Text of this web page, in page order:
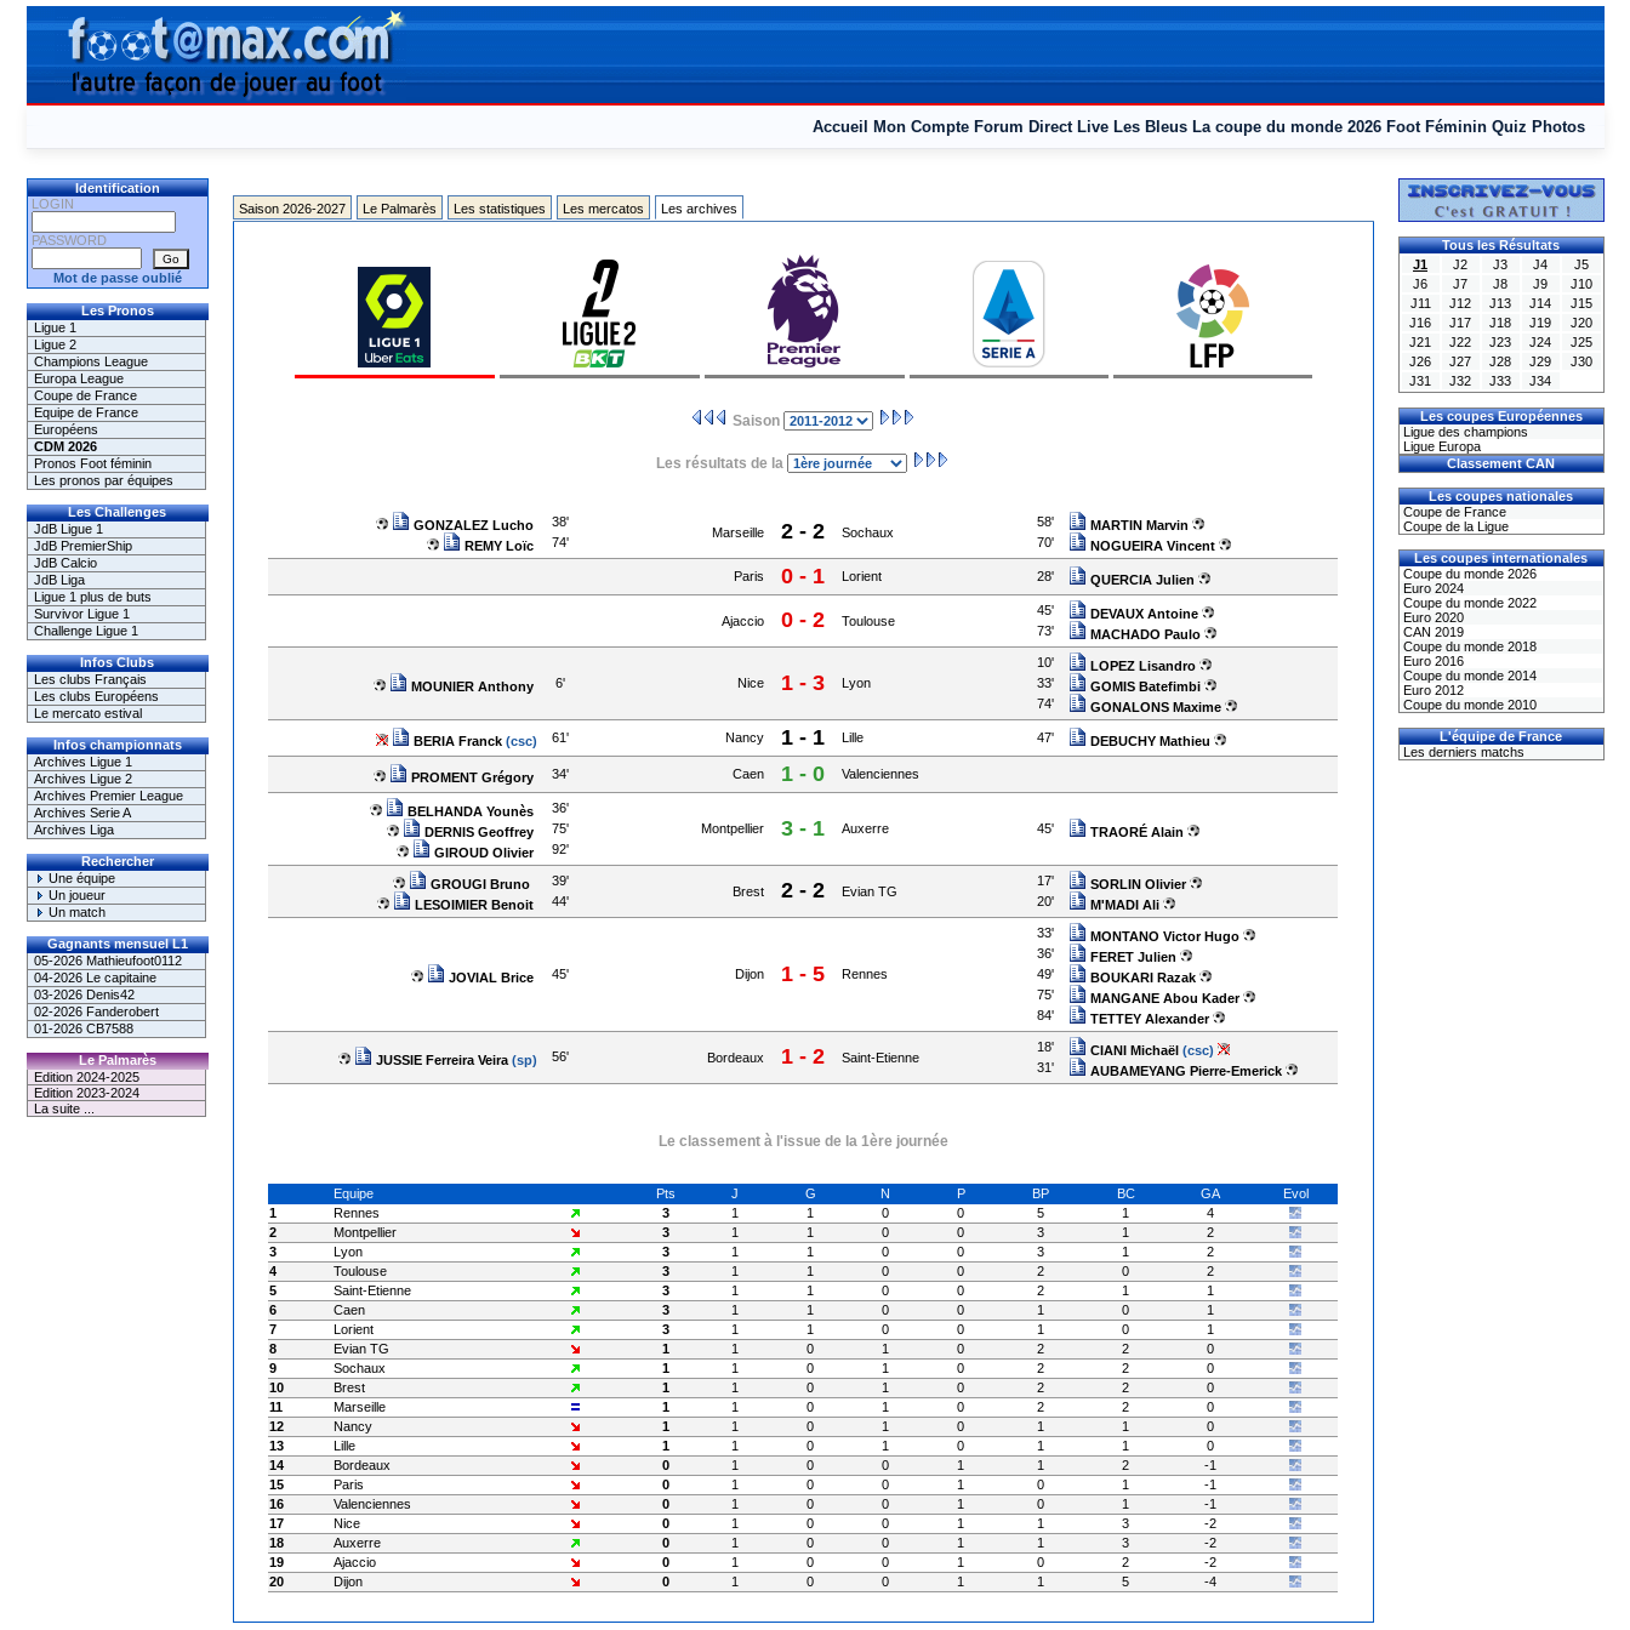
Accueil Mon Compte Forum Direct Live Les Bleus La coupe du monde 2026 Foot Féminin Quiz Photos
Identification
LOGIN
PASSWORD
Mot de passe oublié
Les Pronos
Ligue 1
Ligue 2
Champions League
Europa League
Coupe de France
Equipe de France
Européens
CDM 2026
Pronos Foot féminin
Les pronos par équipes
Les Challenges
JdB Ligue 1
JdB PremierShip
JdB Calcio
JdB Liga
Ligue 1 plus de buts
Survivor Ligue 1
Challenge Ligue 1
Infos Clubs
Les clubs Français
Les clubs Européens
Le mercato estival
Infos championnats
Archives Ligue 1
Archives Ligue 2
Archives Premier League
Archives Serie A
Archives Liga
Rechercher
Une équipe
Un joueur
Un match
Gagnants mensuel L1
05-2026 Mathieufoot0112
04-2026 Le capitaine
03-2026 Denis42
02-2026 Fanderobert
01-2026 CB7588
Le Palmarès
Edition 2024-2025
Edition 2023-2024
La suite ...
Saison 2026-2027 Le Palmarès Les statistiques Les mercatos Les archives
Saison
Les résultats de la
GONZALEZ Lucho
38'
REMY Loïc
74'
Marseille 2 - 2 Sochaux
58'
MARTIN Marvin
70'
NOGUEIRA Vincent
Paris 0 - 1 Lorient 28' QUERCIA Julien
Ajaccio 0 - 2 Toulouse
45'
DEVAUX Antoine
73'
MACHADO Paulo
MOUNIER Anthony 6' Nice 1 - 3 Lyon
10'
LOPEZ Lisandro
33'
GOMIS Batefimbi
74'
GONALONS Maxime
BERIA Franck (csc) 61' Nancy 1 - 1 Lille 47' DEBUCHY Mathieu
PROMENT Grégory 34' Caen 1 - 0 Valenciennes
BELHANDA Younès
36'
DERNIS Geoffrey
75'
GIROUD Olivier
92'
Montpellier 3 - 1 Auxerre 45' TRAORÉ Alain
GROUGI Bruno
39'
LESOIMIER Benoit
44'
Brest 2 - 2 Evian TG
17'
SORLIN Olivier
20'
M'MADI Ali
JOVIAL Brice 45' Dijon 1 - 5 Rennes
33'
MONTANO Victor Hugo
36'
FERET Julien
49'
BOUKARI Razak
75'
MANGANE Abou Kader
84'
TETTEY Alexander
JUSSIE Ferreira Veira (sp) 56' Bordeaux 1 - 2 Saint-Etienne
18' CIANI Michaël (csc)
31'
AUBAMEYANG Pierre-Emerick
Le classement à l'issue de la 1ère journée
Equipe Pts J G N P BP BC GA
Evol
1
Rennes 3 1 1 0 0 5 1
4
2
Montpellier 3 1 1 0 0 3 1
2
3
Lyon 3 1 1 0 0 3 1
2
4
Toulouse 3 1 1 0 0 2 0
2
5
Saint-Etienne 3 1 1 0 0 2 1
1
6
Caen 3 1 1 0 0 1 0
1
7
Lorient 3 1 1 0 0 1 0
1
8
Evian TG 1 1 0 1 0 2 2
0
9
Sochaux 1 1 0 1 0 2 2
0
10
Brest 1 1 0 1 0 2 2
0
11
Marseille 1 1 0 1 0 2 2
0
12
Nancy 1 1 0 1 0 1 1
0
13
Lille 1 1 0 1 0 1 1
0
14
Bordeaux 0 1 0 0 1 1 2
-1
15
Paris 0 1 0 0 1 0 1
-1
16
Valenciennes 0 1 0 0 1 0 1
-1
17
Nice 0 1 0 0 1 1 3
-2
18
Auxerre 0 1 0 0 1 1 3
-2
19
Ajaccio 0 1 0 0 1 0 2
-2
20
Dijon 0 1 0 0 1 1 5 -4
Tous les Résultats
J1
J2 J3 J4
J5
J6
J7 J8 J9
J10
J11
J12 J13 J14
J15
J16
J17 J18 J19
J20
J21
J22 J23 J24
J25
J26
J27 J28 J29
J30
J31
J32 J33 J34
Les coupes Européennes
Ligue des champions
Ligue Europa
Classement CAN
Les coupes nationales
Coupe de France
Coupe de la Ligue
Les coupes internationales
Coupe du monde 2026
Euro 2024
Coupe du monde 2022
Euro 2020
CAN 2019
Coupe du monde 2018
Euro 2016
Coupe du monde 2014
Euro 2012
Coupe du monde 2010
L'équipe de France
Les derniers matchs